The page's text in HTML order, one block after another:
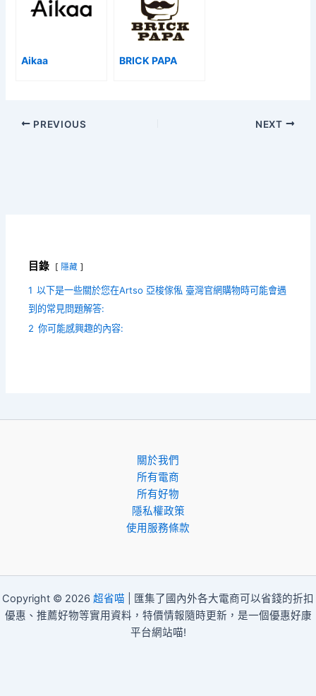
Aikaa BRICK PAPA
PREVIOUS NEXT
目錄 隱藏
1 以下是一些關於您在Artso 亞梭傢俬 臺灣官網購物時可能會遇
到的常見問題解答:
2 你可能感興趣的內容:
關於我們
所有電商
所有好物
隱私權政策
使用服務條款
Copyright © 2026 超省喵 | 匯集了國內外各大電商可以省錢的折扣
優惠、推薦好物等實用資料，特價情報隨時更新，是一個優惠好康
平台網站喵!